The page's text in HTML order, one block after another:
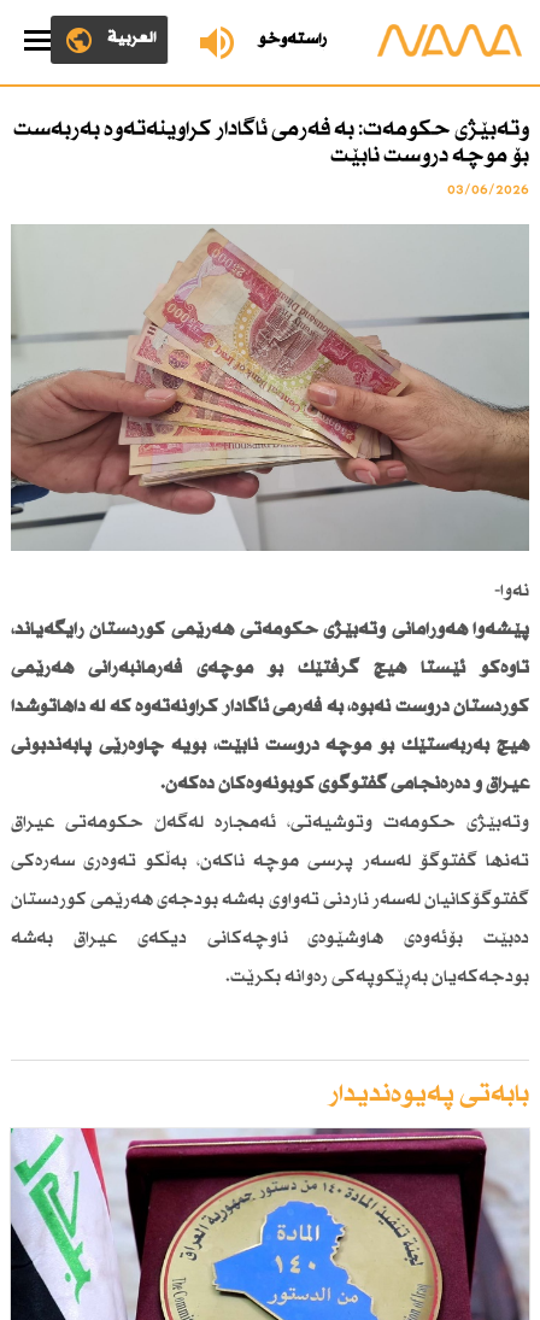
ڕاستەوخۆ العربية
وتەبێژی حكومەت: بە فەرمی ئاگادار كراوینەتەوە بەربەست
بۆ موچە دروست نابێت
03/06/2026
نەوا-
پێشەوا هەورامانی وتەبێژی حكومەتی هەرێمی كوردستان رایگەیاند،
تاوەكو ئێستا هیچ گرفتێك بۆ موچەی فەرمانبەرانی هەرێمی
كوردستان دروست نەبوە، بە فەرمی ئاگادار كراونەتەوە كە لە داهاتوشدا
هیچ بەربەستێك بۆ موچە دروست نابێت، بۆیە چاوەڕێی پابەندبونی
عیراق و دەرەنجامی گفتوگۆی كۆبونەوەكان دەكەن.
وتەبێژی حكومەت وتوشیەتی، ئەمجارە لەگەڵ حكومەتی عیراق
تەنها گفتوگۆ لەسەر پرسی موچە ناكەن، بەڵكو تەوەری سەرەكی
گفتوگۆكانیان لەسەر ناردنی تەواوی بەشە بودجەی هەرێمی كوردستان
دەبێت بۆئەوەی هاوشێوەی ناوچەكانی دیكەی عیراق بەشە
بودجەكەیان بەڕێكوپەكی رەوانە بكرێت.
بابەتی پەیوەندیدار